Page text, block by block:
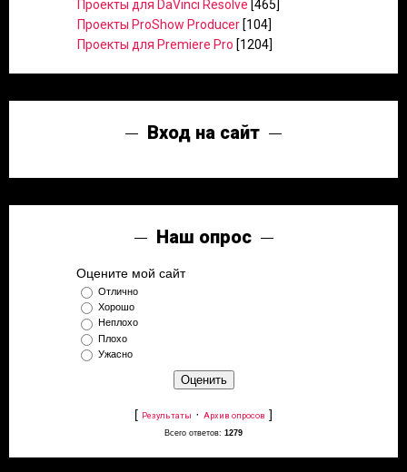
Проекты для DaVinci Resolve [465]
Проекты ProShow Producer [104]
Проекты для Premiere Pro [1204]
Вход на сайт
Наш опрос
Оцените мой сайт
Отлично
Хорошо
Неплохо
Плохо
Ужасно
[ Результаты · Архив опросов ]
Всего ответов: 1279